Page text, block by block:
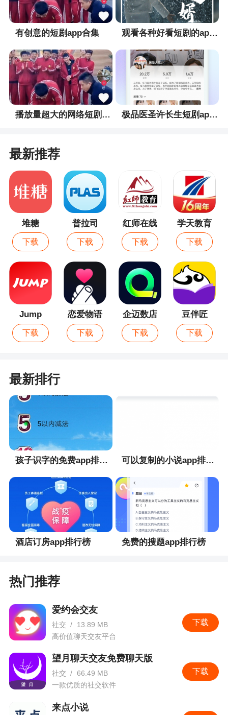
件中。打造本地智慧生活服务融媒体平台。感兴趣
的快来下载吧
5、掌上永康是一款永康本地广播应用，掌上永
康可以随时随地在线听广播，来掌上永康全面掌握
永康各类资讯信息
更新日志
有创意的短剧app合集 观看各种好看短剧的app合集
播放量超大的网络短剧app合集 极品医圣许长生短剧app合集
最新推荐
堆糖
下载
普拉司
下载
红师在线
下载
学天教育
下载
Jump
下载
恋爱物语
下载
企迈数店
下载
豆伴匠
下载
最新排行
孩子识字的免费app排行榜 可以复制的小说app排行榜
酒店订房app排行榜 免费的搜题app排行榜
热门推荐
下载
爱约会交友
社交 /
13.89 MB
高价值聊天交友平台
下载
望月聊天交友免费聊天版
社交 / 66.49 MB
一款优质的社交软件
来点小说